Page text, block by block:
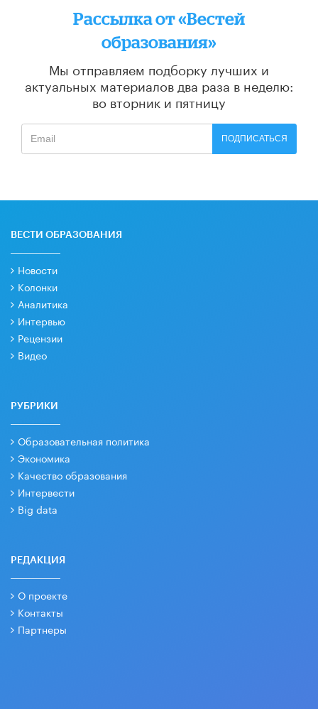
Рассылка от «Вестей
образования»
Мы отправляем подборку лучших и
актуальных материалов два раза в неделю:
во вторник и пятницу
ПОДПИСАТЬСЯ
ВЕСТИ ОБРАЗОВАНИЯ
Новости
Колонки
Аналитика
Интервью
Рецензии
Видео
РУБРИКИ
Образовательная политика
Экономика
Качество образования
Интервести
Big data
РЕДАКЦИЯ
О проекте
Контакты
Партнеры